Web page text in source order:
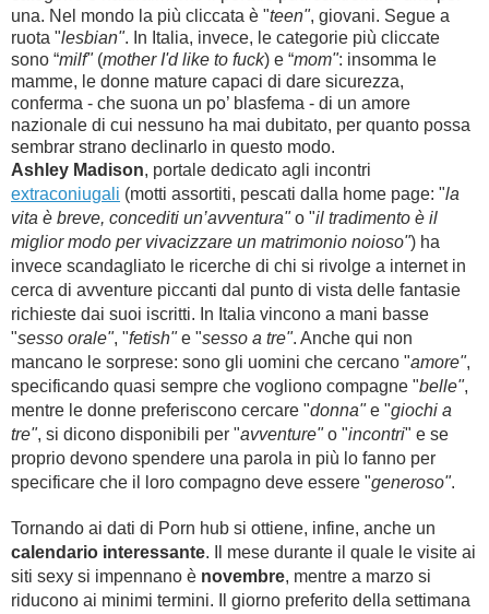
una. Nel mondo la più cliccata è "teen", giovani. Segue a
ruota "lesbian". In Italia, invece, le categorie più cliccate
sono “milf"(mother I'd like to fuck) e “mom": insomma le
mamme, le donne mature capaci di dare sicurezza,
conferma - che suona un po’ blasfema - di un amore
nazionale di cui nessuno ha mai dubitato, per quanto possa
sembrar strano declinarlo in questo modo.
Ashley Madison, portale dedicato agli incontri
extraconiugali (motti assortiti, pescati dalla home page: "la
vita è breve, concediti un’avventura"o "il tradimento è il
miglior modo per vivacizzare un matrimonio noioso") ha
invece scandagliato le ricerche di chi si rivolge a internet in
cerca di avventure piccanti dal punto di vista delle fantasie
richieste dai suoi iscritti. In Italia vincono a mani basse
"sesso orale", "fetish"e "sesso a tre". Anche qui non
mancano le sorprese: sono gli uomini che cercano "amore",
specificando quasi sempre che vogliono compagne "belle",
mentre le donne preferiscono cercare "donna"e "giochi a
tre", si dicono disponibili per "avventure"o "incontri" e se
proprio devono spendere una parola in più lo fanno per
specificare che il loro compagno deve essere "generoso".
Tornando ai dati di Porn hub si ottiene, infine, anche un
calendario interessante. Il mese durante il quale le visite ai
siti sexy si impennano è novembre, mentre a marzo si
riducono ai minimi termini. Il giorno preferito della settimana